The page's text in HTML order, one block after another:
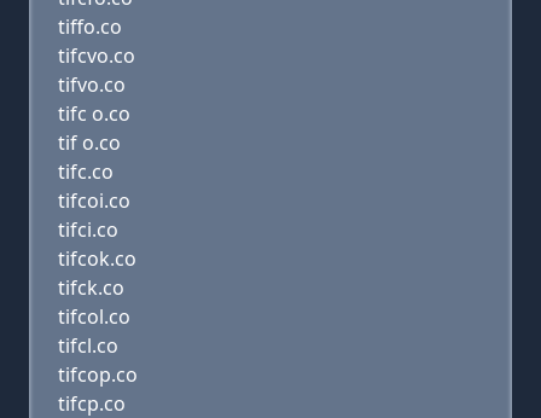
tiffo.co
tifcvo.co
tifvo.co
tifc o.co
tif o.co
tifc.co
tifcoi.co
tifci.co
tifcok.co
tifck.co
tifcol.co
tifcl.co
tifcop.co
tifcp.co